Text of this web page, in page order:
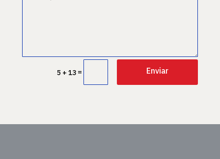
5 + 13 = Enviar